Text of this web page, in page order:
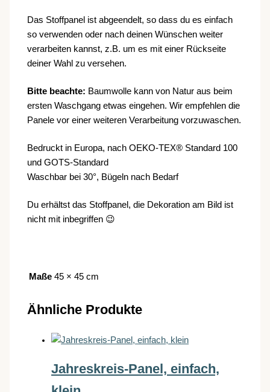
Das Stoffpanel ist abgeendelt, so dass du es einfach
so verwenden oder nach deinen Wünschen weiter
verarbeiten kannst, z.B. um es mit einer Rückseite
deiner Wahl zu versehen.
Bitte beachte: Baumwolle kann von Natur aus beim
ersten Waschgang etwas eingehen. Wir empfehlen die
Panele vor einer weiteren Verarbeitung vorzuwaschen.
Bedruckt in Europa, nach OEKO-TEX® Standard 100
und GOTS-Standard
Waschbar bei 30°, Bügeln nach Bedarf
Du erhältst das Stoffpanel, die Dekoration am Bild ist
nicht mit inbegriffen 😉
Maße 45 × 45 cm
Ähnliche Produkte
Jahreskreis-Panel, einfach,